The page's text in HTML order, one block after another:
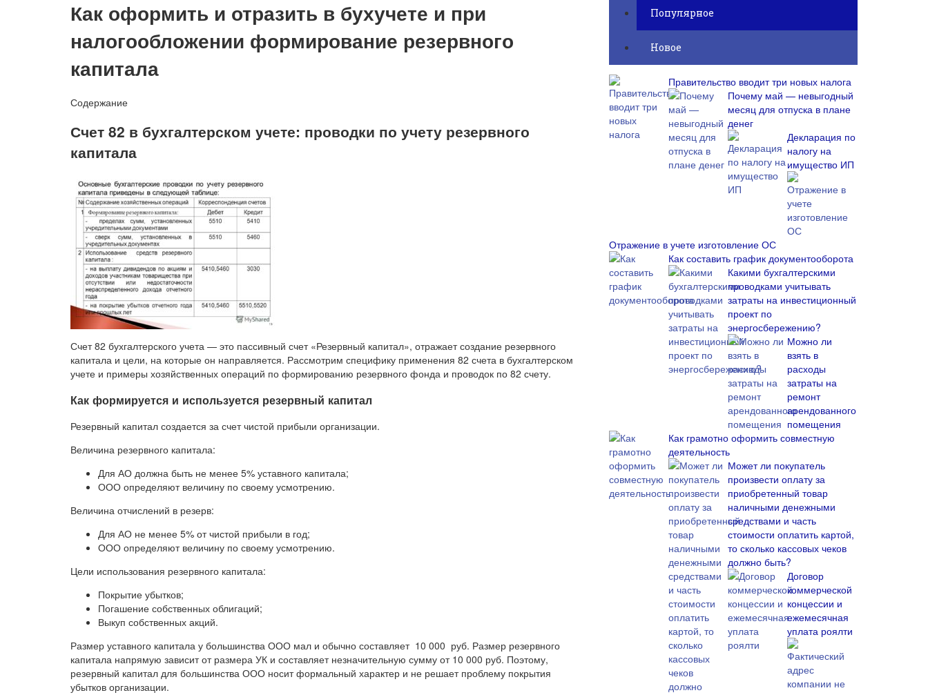
Как оформить и отразить в бухучете и при
налогообложении формирование резервного
капитала
Содержание
Счет 82 в бухгалтерском учете: проводки по учету резервного
капитала
Счет 82 бухгалтерского учета — это пассивный счет «Резервный капитал», отражает создание резервного
капитала и цели, на которые он направляется. Рассмотрим специфику применения 82 счета в бухгалтерском
учете и примеры хозяйственных операций по формированию резервного фонда и проводок по 82 счету.
Как формируется и используется резервный капитал
Резервный капитал создается за счет чистой прибыли организации.
Величина резервного капитала:
Для АО должна быть не менее 5% уставного капитала;
ООО определяют величину по своему усмотрению.
Величина отчислений в резерв:
Для АО не менее 5% от чистой прибыли в год;
ООО определяют величину по своему усмотрению.
Цели использования резервного капитала:
Покрытие убытков;
Погашение собственных облигаций;
Выкуп собственных акций.
Размер уставного капитала у большинства ООО мал и обычно составляет 10 000 руб. Размер резервного
капитала напрямую зависит от размера УК и составляет незначительную сумму от 10 000 руб. Поэтому,
резервный капитал для большинства ООО носит формальный характер и не решает проблему покрытия
убытков организации.
Популярное
Новое
Правительство вводит три новых налога
Почему май — невыгодный
месяц для отпуска в плане
денег
Декларация по
налогу на
имущество ИП
Отражение в учете изготовление ОС
Как составить график документооборота
Какими бухгалтерскими
проводками учитывать
затраты на инвестиционный
проект по
энергосбережению?
Можно ли
взять в
расходы
затраты на
ремонт
арендованного
помещения
Как грамотно оформить совместную
деятельность
Может ли покупатель
произвести оплату за
приобретенный товар
наличными денежными
средствами и часть
стоимости оплатить картой,
то сколько кассовых чеков
должно быть?
Договор
коммерческой
концессии и
ежемесячная
уплата роялти